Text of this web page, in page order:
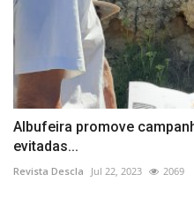
Albufeira promove
evitadas...
Revista Descla Jul 22, 2023 2069